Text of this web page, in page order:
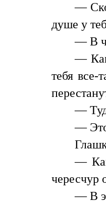
—
душе у
— В
—
тебя
—
—
—
чересчур
— В